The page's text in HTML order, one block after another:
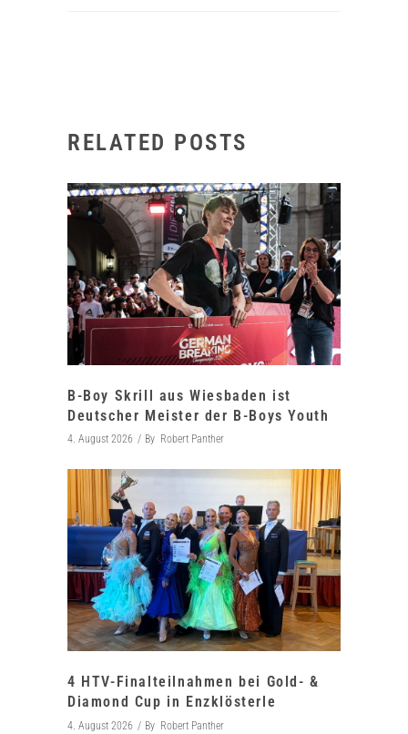
RELATED POSTS
B-Boy Skrill aus Wiesbaden ist
Deutscher Meister der B-Boys Youth
4. August 2026 By Robert Panther
4 HTV-Finalteilnahmen bei Gold- &
Diamond Cup in Enzklösterle
4. August 2026 By Robert Panther